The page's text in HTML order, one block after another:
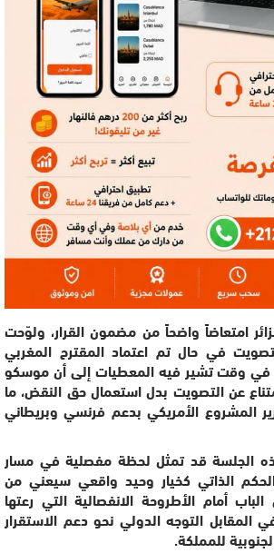
امتعاضاً واضحاً من مضمون القرار، ولوّحت
في حال تم اعتماد المقترح المغربي
في وقت تشير فيه المعطيات إلى أن موسكو
عن التصويت بدل استعمال حق النقض، ما
المشروع الأمريكي بدعم فرنسي وبريطاني
الجلسة قد تمثل لحظة مفصلية في مسار
الذاتي كخيار وحيد واقعي سيعني من
الباب أمام الأطروحة الانفصالية التي رعتها
المقابل التوجه الدولي نحو دعم الاستقرار
للمملكة.